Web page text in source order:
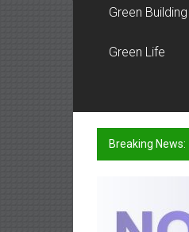
Green Building
Green Life
Breaking News: